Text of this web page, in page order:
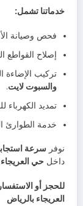
خدماتنا تشمل:
فحص وصيانة
إصلاح القواطع
تركيب الإضاءة
والسبوت لايت.
تمديد الكهرباء
خدمة الطوارئ
نوفر سرعة
داخل حي
للحجز أو
العريجاء بالرياض